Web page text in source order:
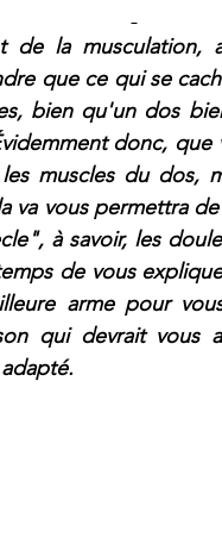
de la musculation,
que ce qui se
bien qu'un dos
donc, que
muscles du
va vous permettra
à savoir, les
de vous
arme pour
qui devrait vous